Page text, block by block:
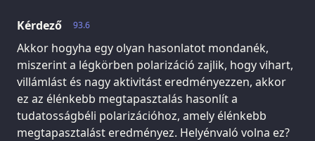
93.6
Kérdező
Akkor hogyha egy olyan hasonlatot mondanék,
miszerint a légkörben polarizáció zajlik, hogy vihart,
villámlást és nagy aktivitást eredményezzen, akkor
ez az élénkebb megtapasztalás hasonlít a
tudatosságbéli polarizációhoz, amely élénkebb
megtapasztalást eredményez. Helyénvaló volna ez?